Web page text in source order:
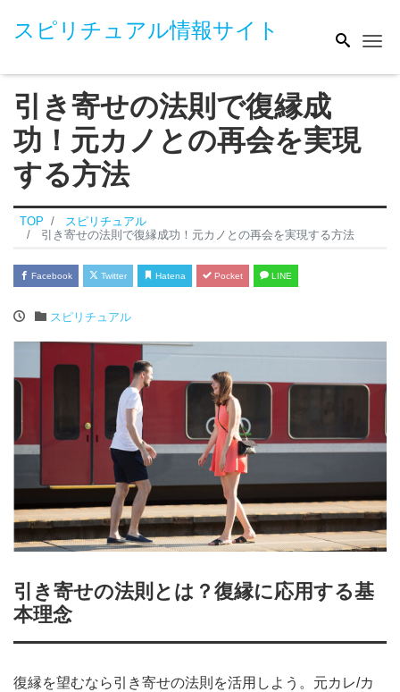
スピリチュアル情報サイト
引き寄せの法則で復縁成
功！元カノとの再会を実現
する方法
TOP
スピリチュアル
引き寄せの法則で復縁成功！元カノとの再会を実現する方法
Facebook Twitter Hatena Pocket LINE
スピリチュアル
引き寄せの法則とは？復縁に応用する基
本理念
復縁を望むなら引き寄せの法則を活用しよう。元カレ/カ